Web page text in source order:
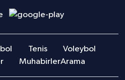
Tenis
Voleybol
MuhabirlerArama